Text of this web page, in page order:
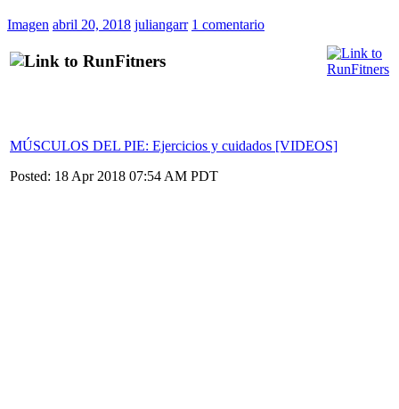
Imagen abril 20, 2018 juliangarr 1 comentario
MÚSCULOS DEL PIE: Ejercicios y cuidados [VIDEOS]
Posted: 18 Apr 2018 07:54 AM PDT